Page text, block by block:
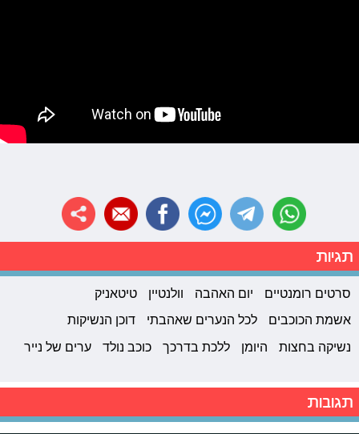
תגיות
סרטים רומנטיים יום האהבה וולנטיין
טיטאניק
אשמת הכוכבים
לכל הנערים שאהבתי
דוכן הנשיקות
נשיקה בחצות
היומן ללכת בדרכך כוכב נולד ערים של נייר
תגובות